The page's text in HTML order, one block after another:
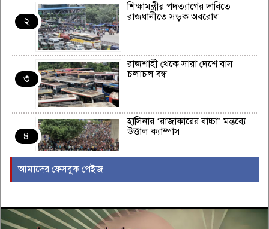
২
শিক্ষামন্ত্রীর পদত্যাগের দাবিতে
রাজধানীতে সড়ক অবরোধ
৩
রাজশাহী থেকে সারা দেশে বাস
চলাচল বন্ধ
৪
হাসিনার ‘রাজাকারের বাচ্চা’ মন্তব্যে
উত্তাল ক্যাম্পাস
আমাদের ফেসবুক পেইজ